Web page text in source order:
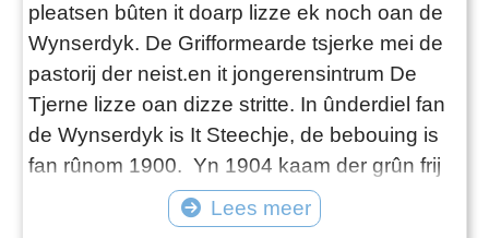
pleatsen bûten it doarp lizze ek noch oan de
Wynserdyk. De Grifformearde tsjerke mei de
pastorij der neist.en it jongerensintrum De
Tjerne lizze oan dizze stritte. In ûnderdiel fan
de Wynserdyk is It Steechje, de bebouing is
fan rûnom 1900. Yn 1904 kaam der grûn frij
foar wenten. It binne fjouwerwenten ûnder ien
dak wurden. Troch de dakkonstruksje wurde
Lees meer